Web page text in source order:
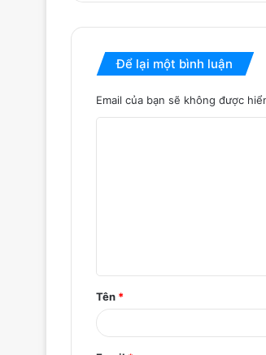
Để lại một bình luận
Email của bạn sẽ không được
ậ
n
*
Tên *